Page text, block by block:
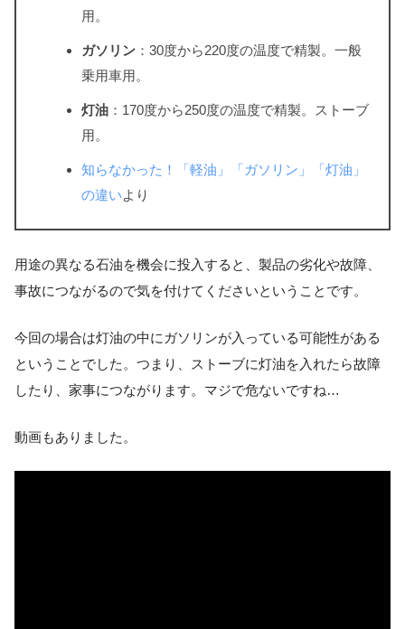
用。
ガソリン ：30度から220度の温度で精製。一般
乗用車用。
灯油 ：170度から250度の温度で精製。ストーブ
用。
知らなかった！「軽油」「ガソリン」「灯油」
の違いより
用途の異なる石油を機会に投入すると、製品の劣化や故障、
事故につながるので気を付けてくださいということです。
今回の場合は灯油の中にガソリンが入っている可能性がある
ということでした。つまり、ストーブに灯油を入れたら故障
したり、家事につながります。マジで危ないですね…
動画もありました。